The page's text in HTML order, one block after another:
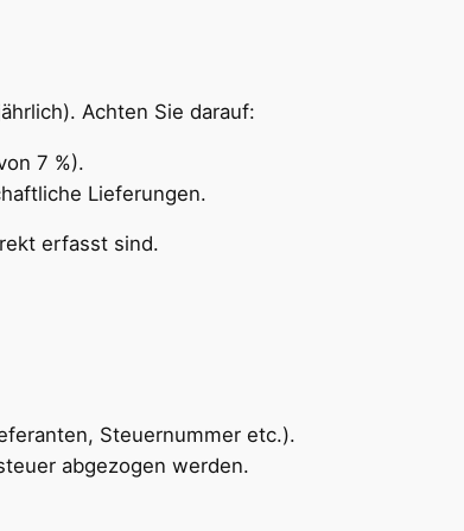
Achten Sie darauf:
7 %).
Lieferungen.
erfasst sind.
Steuernummer etc.).
abgezogen werden.